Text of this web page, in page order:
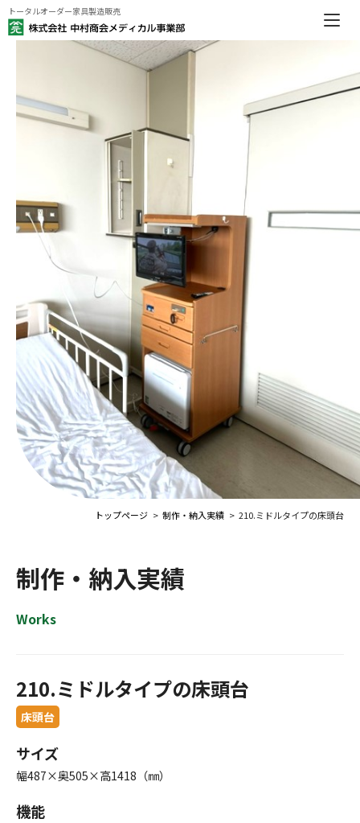
トータルオーダー家具製造販売
制作・納入実績
Works
210.ミドルタイプの床頭台
床頭台
サイズ
幅487×奥505×高1418（㎜）
機能
トップページ 制作・納入実績 210.ミドルタイプの床頭台